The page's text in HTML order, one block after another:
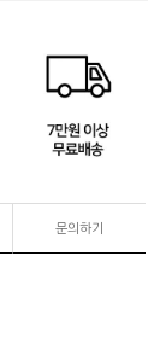
문의하기